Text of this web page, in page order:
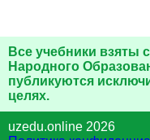
Все учебники взяты с
Народного
публикуются
целях.
uzedu.online 2026